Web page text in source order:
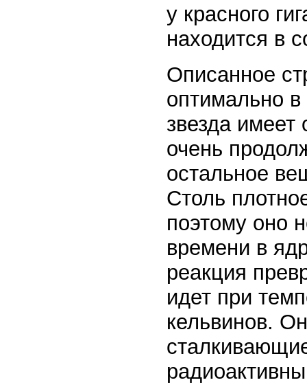
у красного
находится в
Описанное
оптимально
звезда имеет
очень
остальное
Столь
поэтому оно
времени в
реакция
идет при
кельвинов.